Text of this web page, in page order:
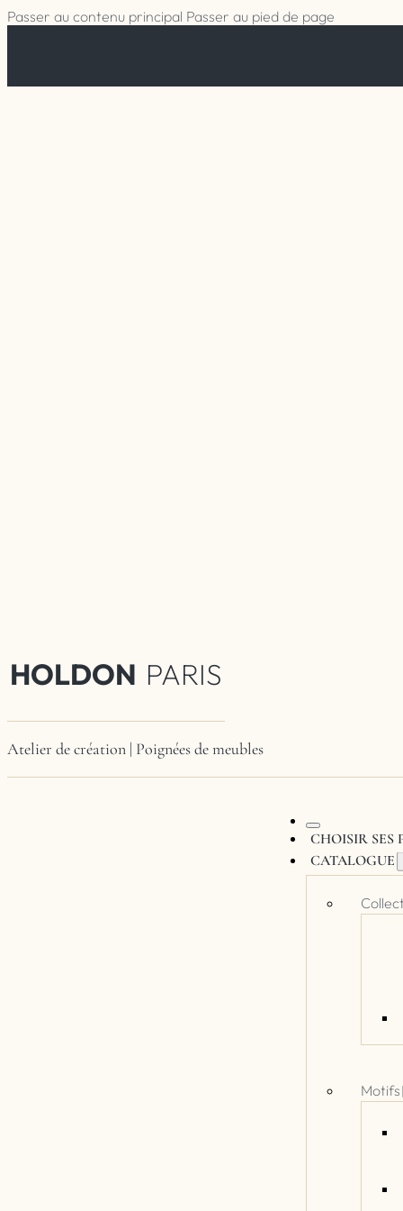
Passer au contenu principal Passer au pied de page
HOLDON PARIS
Atelier de création | Poignées de meubles
CHOISIR SES
CATALOGUE
Motifs